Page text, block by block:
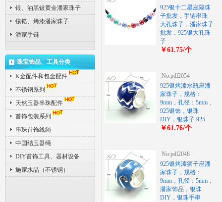
银、油黑镀黄金潘家珠子
镶锆、烤漆潘家珠子
潘家手链
珠宝饰品、工具分类
K金配件和包金配件
不锈钢系列
天然玉器串珠配件
首饰包装系列
串珠首饰线绳
中国结玉器绳
DIY首饰工具、器材设备
施家水晶（不锈钢）
925银十二星座隔珠
子批发，手链串珠
大孔珠子，潘家珠子
批发，925银大孔珠
子
￥61.75/个
No:pdl2054
925银烤漆水瓶座潘
家珠子，规格：
9mm，孔径：5mm，
925银饰，银珠
DIY，银珠子 925
￥61.76/个
No:pdl2048
925银烤漆狮子座潘
家珠子，规格：
9mm，孔径：5mm，
潘家饰品，银珠
DIY，银珠手串